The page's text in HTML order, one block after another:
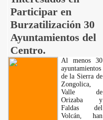
Participar en
Burzatilización 30
Ayuntamientos del
Centro.
Al menos 30
ayuntamientos
de la Sierra de
Zongolica,
Valle de
Orizaba y
Faldas del
Volcán, han